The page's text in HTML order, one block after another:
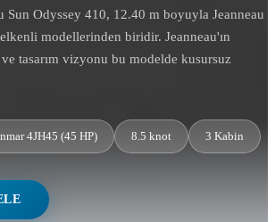
Sun Odyssey 410, 12.40 m boyuyla Jeanneau
modellerinden biridir. Jeanneau'ın
tasarım vizyonu bu modelde kusursuz
4JH45 (45 HP) 8.5 knot 3 Kabin